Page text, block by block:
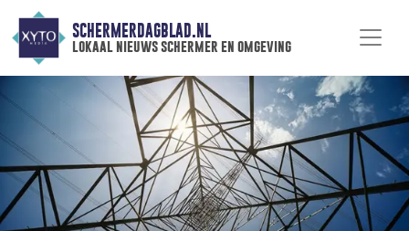
SCHERMERDAGBLAD.NL
lokaal nieuws schermer en omgeving